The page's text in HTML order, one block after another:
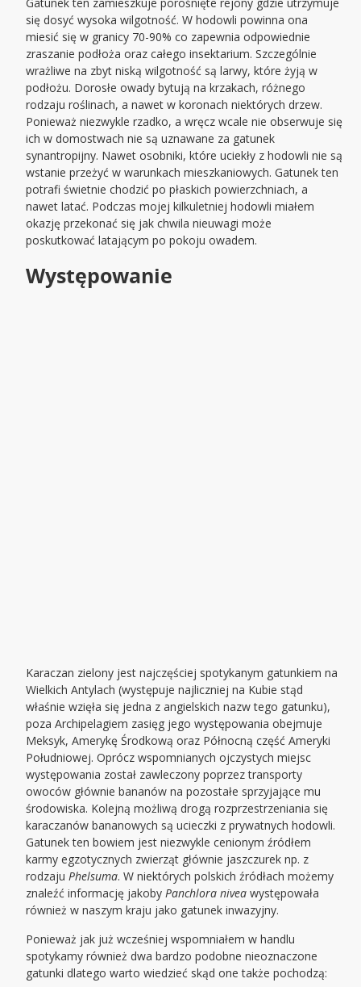
się dosyć wysoka wilgotność. W hodowli powinna ona
miesić się w granicy 70-90% co zapewnia odpowiednie
zraszanie podłoża oraz całego insektarium. Szczególnie
wrażliwe na zbyt niską wilgotność są larwy, które żyją w
podłożu. Dorosłe owady bytują na krzakach, różnego
rodzaju roślinach, a nawet w koronach niektórych drzew.
Ponieważ niezwykle rzadko, a wręcz wcale nie obserwuje się
ich w domostwach nie są uznawane za gatunek
synantropijny. Nawet osobniki, które uciekły z hodowli nie są
wstanie przeżyć w warunkach mieszkaniowych. Gatunek ten
potrafi świetnie chodzić po płaskich powierzchniach, a
nawet latać. Podczas mojej kilkuletniej hodowli miałem
okazję przekonać się jak chwila nieuwagi może
poskutkować latającym po pokoju owadem.
Występowanie
Karaczan zielony jest najczęściej spotykanym gatunkiem na
Wielkich Antylach (występuje najliczniej na Kubie stąd
właśnie wzięła się jedna z angielskich nazw tego gatunku),
poza Archipelagiem zasięg jego występowania obejmuje
Meksyk, Amerykę Środkową oraz Północną część Ameryki
Południowej. Oprócz wspomnianych ojczystych miejsc
występowania został zawleczony poprzez transporty
owoców głównie bananów na pozostałe sprzyjające mu
środowiska. Kolejną możliwą drogą rozprzestrzeniania się
karaczanów bananowych są ucieczki z prywatnych hodowli.
Gatunek ten bowiem jest niezwykle cenionym źródłem
karmy egzotycznych zwierząt głównie jaszczurek np. z
rodzajuPhelsuma. W niektórych polskich źródłach możemy
znaleźć informację jakobyPanchlora nivea występowała
również w naszym kraju jako gatunek inwazyjny.
Ponieważ jak już wcześniej wspomniałem w handlu
spotykamy również dwa bardzo podobne nieoznaczone
gatunki dlatego warto wiedzieć skąd one także pochodzą: